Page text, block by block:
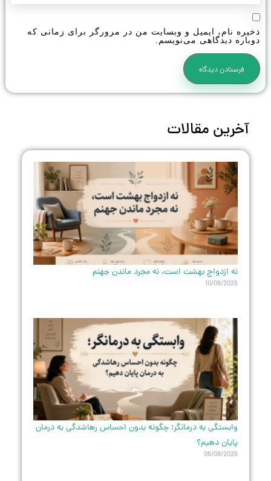
ذخیره نام، ایمیل و وبسایت من در مرورگر برای زمانی که
دوباره دیدگاهی می‌نویسم.
آخرین مقالات
نه ازدواج بهشت است، نه مجرد ماندن جهنم
10/08/2026
وابستگی به درمانگر؛ چگونه بدون احساس رهاشدگی به درمان
پایان دهیم؟
06/08/2026